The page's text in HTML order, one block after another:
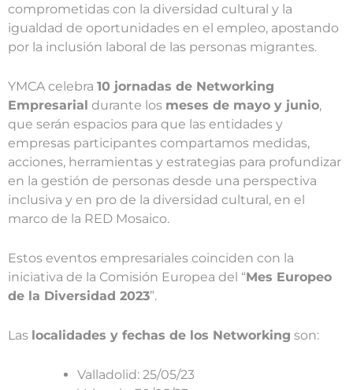
comprometidas con la diversidad cultural y la
igualdad de oportunidades en el empleo, apostando
por la inclusión laboral de las personas migrantes.
YMCA celebra 10 jornadas de Networking
Empresarial durante los meses de mayo y junio,
que serán espacios para que las entidades y
empresas participantes compartamos medidas,
acciones, herramientas y estrategias para profundizar
en la gestión de personas desde una perspectiva
inclusiva y en pro de la diversidad cultural, en el
marco de la RED Mosaico.
Estos eventos empresariales coinciden con la
iniciativa de la Comisión Europea del “Mes Europeo
de la Diversidad 2023”.
Las localidades y fechas de los Networking son:
Valladolid: 25/05/23